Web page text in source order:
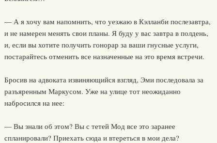
— А я хочу вам напомнить, что уезжаю в Кэлланби послезавтра,
и не намерен менять свои планы. Я буду у вас завтра в полдень,
и, если вы хотите получить гонорар за ваши гнусные услуги,
постарайтесь отменить все назначенные на это время встречи.
Бросив на адвоката извиняющийся взгляд, Эми последовала за
разъяренным Маркусом. Уже на улице тот неожиданно
набросился на нее:
— Вы знали об этом? Вы с тетей Мод все это заранее
спланировали? Приехать сюда и втереться в мои дела?